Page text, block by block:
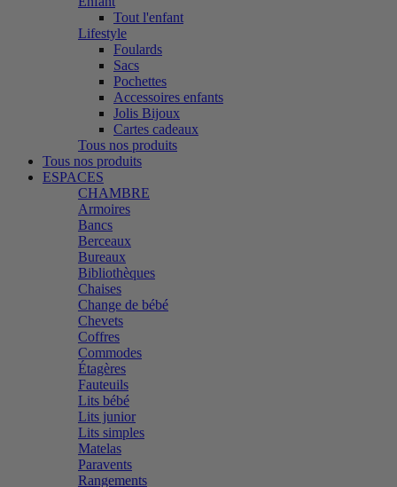
Tout l'enfant
Lifestyle
Foulards
Sacs
Pochettes
Accessoires enfants
Jolis Bijoux
Cartes cadeaux
Tous nos produits
Tous nos produits
ESPACES
CHAMBRE
Armoires
Bancs
Berceaux
Bureaux
Bibliothèques
Chaises
Change de bébé
Chevets
Coffres
Commodes
Étagères
Fauteuils
Lits bébé
Lits junior
Lits simples
Matelas
Paravents
Rangements